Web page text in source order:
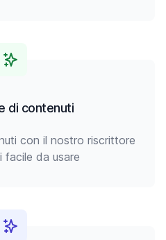
di contenuti
con il nostro riscrittore
facile da usare